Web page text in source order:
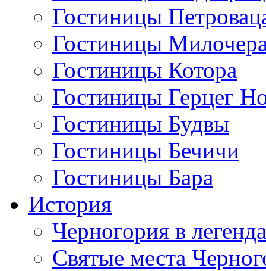
Гостиницы
Гостиницы
Гостиницы Котора
Гостиницы Герцег
Гостиницы Будвы
Гостиницы Бечичи
Гостиницы Бара
История
Черногория в
Святые места